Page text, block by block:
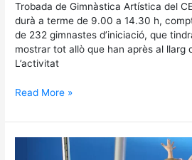
Trobada de Gimnàstica Artística del
durà a terme de 9.00 a 14.30 h,
de 232 gimnastes d’iniciació, que
mostrar tot allò que han après al llarg
L’activitat
Read More »